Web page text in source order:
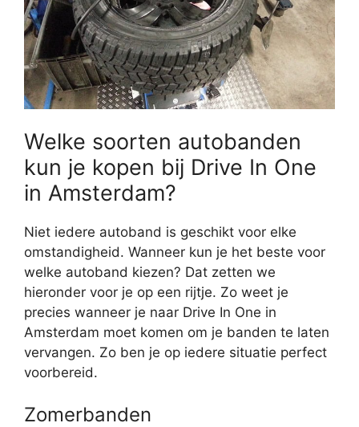
Welke soorten autobanden
kun je kopen bij Drive In One
in Amsterdam?
Niet iedere autoband is geschikt voor elke
omstandigheid. Wanneer kun je het beste voor
welke autoband kiezen? Dat zetten we
hieronder voor je op een rijtje. Zo weet je
precies wanneer je naar Drive In One in
Amsterdam moet komen om je banden te laten
vervangen. Zo ben je op iedere situatie perfect
voorbereid.
Zomerbanden